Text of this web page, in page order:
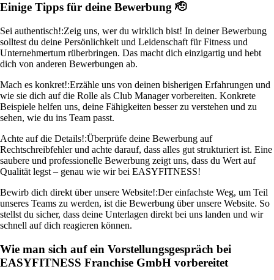
Einige Tipps für deine Bewerbung 🫡
Sei authentisch!:Zeig uns, wer du wirklich bist! In deiner Bewerbung
solltest du deine Persönlichkeit und Leidenschaft für Fitness und
Unternehmertum rüberbringen. Das macht dich einzigartig und hebt
dich von anderen Bewerbungen ab.
Mach es konkret!:Erzähle uns von deinen bisherigen Erfahrungen und
wie sie dich auf die Rolle als Club Manager vorbereiten. Konkrete
Beispiele helfen uns, deine Fähigkeiten besser zu verstehen und zu
sehen, wie du ins Team passt.
Achte auf die Details!:Überprüfe deine Bewerbung auf
Rechtschreibfehler und achte darauf, dass alles gut strukturiert ist. Eine
saubere und professionelle Bewerbung zeigt uns, dass du Wert auf
Qualität legst – genau wie wir bei EASYFITNESS!
Bewirb dich direkt über unsere Website!:Der einfachste Weg, um Teil
unseres Teams zu werden, ist die Bewerbung über unsere Website. So
stellst du sicher, dass deine Unterlagen direkt bei uns landen und wir
schnell auf dich reagieren können.
Wie man sich auf ein Vorstellungsgespräch bei
EASYFITNESS Franchise GmbH vorbereitet